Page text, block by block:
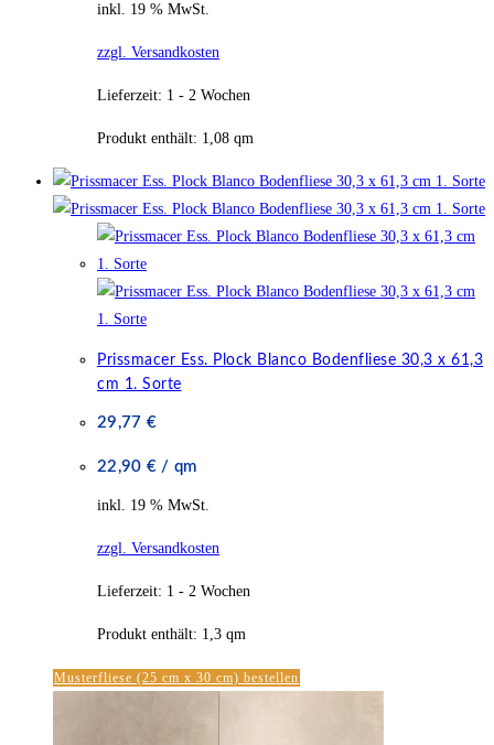
inkl. 19 % MwSt.
zzgl. Versandkosten
Lieferzeit: 1 - 2 Wochen
Produkt enthält: 1,08 qm
Prissmacer Ess. Plock Blanco Bodenfliese 30,3 x 61,3
cm 1. Sorte
29,77 €
22,90 € /qm
inkl. 19 % MwSt.
zzgl. Versandkosten
Lieferzeit: 1 - 2 Wochen
Produkt enthält: 1,3 qm
Musterfliese (25 cm x 30 cm) bestellen